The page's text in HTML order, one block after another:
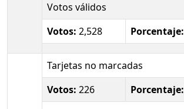
Votos válidos
Votos: 2,528 Porcentaje:
Tarjetas no marcadas
Votos: 226 Porcentaje: